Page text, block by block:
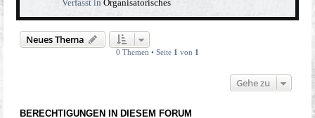
Verfasst in Organisatorisches
Neues Thema
0 Themen • Seite 1 von 1
Gehe zu
BERECHTIGUNGEN IN DIESEM FORUM